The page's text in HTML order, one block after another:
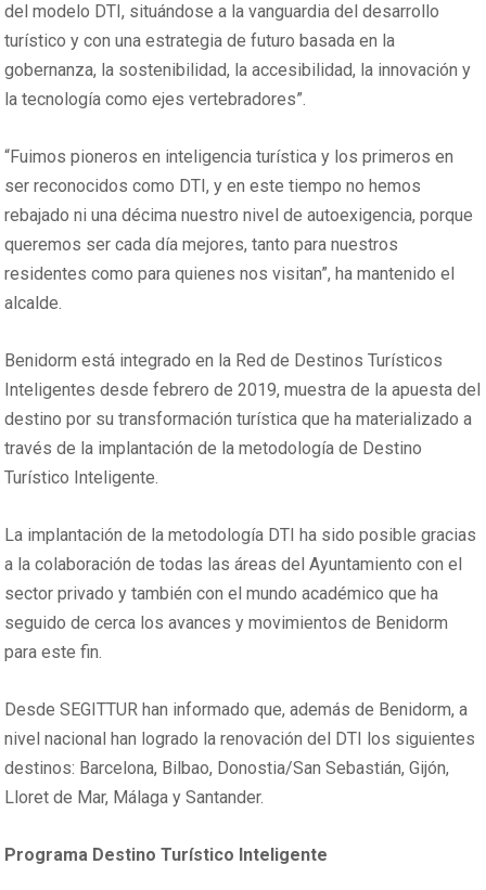
del modelo DTI, situándose a la vanguardia del desarrollo
turístico y con una estrategia de futuro basada en la
gobernanza, la sostenibilidad, la accesibilidad, la innovación y
la tecnología como ejes vertebradores”.
“Fuimos pioneros en inteligencia turística y los primeros en
ser reconocidos como DTI, y en este tiempo no hemos
rebajado ni una décima nuestro nivel de autoexigencia, porque
queremos ser cada día mejores, tanto para nuestros
residentes como para quienes nos visitan”, ha mantenido el
alcalde.
Benidorm está integrado en la Red de Destinos Turísticos
Inteligentes desde febrero de 2019, muestra de la apuesta del
destino por su transformación turística que ha materializado a
través de la implantación de la metodología de Destino
Turístico Inteligente.
La implantación de la metodología DTI ha sido posible gracias
a la colaboración de todas las áreas del Ayuntamiento con el
sector privado y también con el mundo académico que ha
seguido de cerca los avances y movimientos de Benidorm
para este fin.
Desde SEGITTUR han informado que, además de Benidorm, a
nivel nacional han logrado la renovación del DTI los siguientes
destinos: Barcelona, Bilbao, Donostia/San Sebastián, Gijón,
Lloret de Mar, Málaga y Santander.
Programa Destino Turístico Inteligente